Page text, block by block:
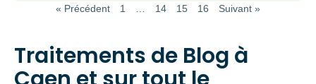
« Précédent 1 14 15 16 Suivant »
Traitements de Blog à